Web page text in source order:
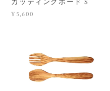
カッティングボード S
¥5,600